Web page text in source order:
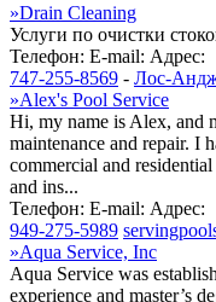
»Drain Cleaning
Услуги по очистки
Телефон: E-mail: Адрес:
747-255-8569 - Лос-
»Alex's Pool Service
Hi, my name is Alex, and
maintenance and repair. I
commercial and
and ins...
Телефон: E-mail: Адрес:
949-275-5989
»Aqua Service, Inc
Aqua Service was
experience and master’s